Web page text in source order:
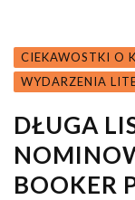
CIEKAWOSTKI O
WYDARZENIA
DŁUGA
BOOKER